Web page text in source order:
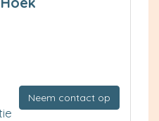
Neem contact op